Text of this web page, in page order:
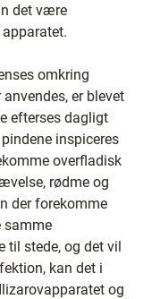
det være
omkring
er blevet
efterses dagligt
inspiceres
overfladisk
rødme og
der forekomme
samme
til stede, og det vil
kan det i
og